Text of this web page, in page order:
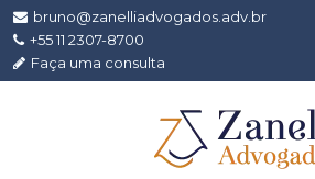
bruno@zanelliadvogados.adv.br
+55 11 2307-8700
Faça uma consulta